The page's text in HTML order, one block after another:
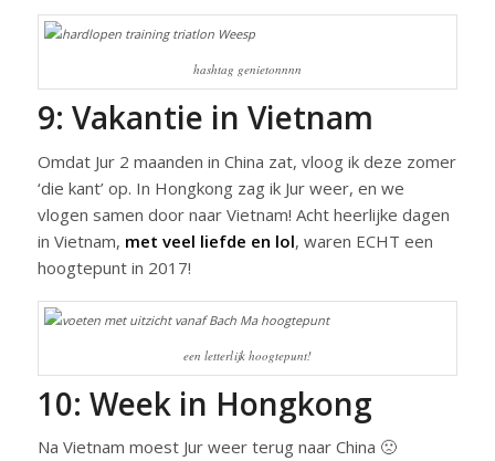
hashtag genietonnnn
9: Vakantie in Vietnam
Omdat Jur 2 maanden in China zat, vloog ik deze zomer
‘die kant’ op. In Hongkong zag ik Jur weer, en we
vlogen samen door naar Vietnam! Acht heerlijke dagen
in Vietnam, met veel liefde en lol, waren ECHT een
hoogtepunt in 2017!
een letterlijk hoogtepunt!
10: Week in Hongkong
Na Vietnam moest Jur weer terug naar China 🙁